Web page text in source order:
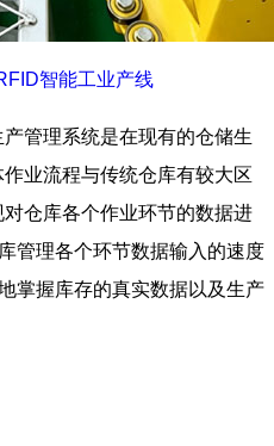
智能工业产线
管理系统是在现有的仓储生
业流程与传统仓库有较大区
仓库各个作业环节的数据进
管理各个环节数据输入的速度
掌握库存的真实数据以及生产